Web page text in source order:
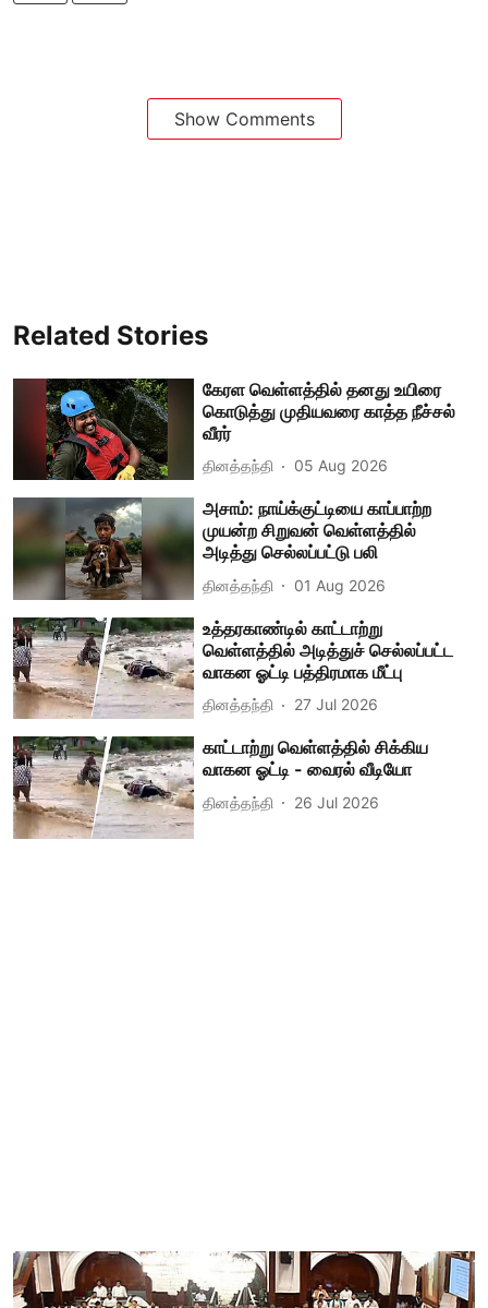
Show Comments
Related Stories
கேரள வெள்ளத்தில் தனது உயிரை
கொடுத்து முதியவரை காத்த நீச்சல்
வீரர்
தினத்தந்தி 05 Aug 2026
அசாம்: நாய்க்குட்டியை காப்பாற்ற
முயன்ற சிறுவன் வெள்ளத்தில்
அடித்து செல்லப்பட்டு பலி
தினத்தந்தி 01 Aug 2026
உத்தரகாண்டில் காட்டாற்று
வெள்ளத்தில் அடித்துச் செல்லப்பட்ட
வாகன ஓட்டி பத்திரமாக மீட்பு
தினத்தந்தி 27 Jul 2026
காட்டாற்று வெள்ளத்தில் சிக்கிய
வாகன ஓட்டி - வைரல் வீடியோ
தினத்தந்தி 26 Jul 2026